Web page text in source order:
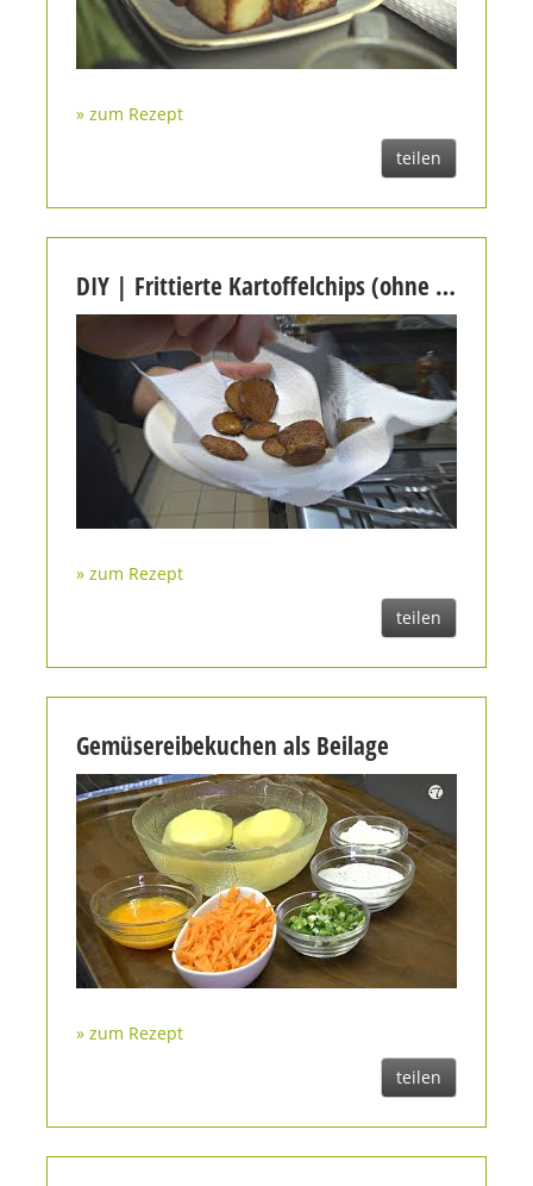
» zum Rezept
teilen
DIY | Frittierte Kartoffelchips (ohne Fritteuse)
» zum Rezept
teilen
Gemüsereibekuchen als Beilage
» zum Rezept
teilen